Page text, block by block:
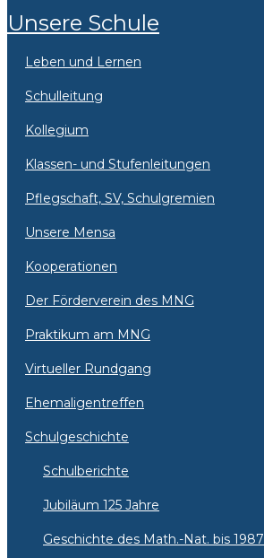
Unsere Schule
Leben und Lernen
Schulleitung
Kollegium
Klassen- und Stufenleitungen
Pflegschaft, SV, Schulgremien
Unsere Mensa
Kooperationen
Der Förderverein des MNG
Praktikum am MNG
Virtueller Rundgang
Ehemaligentreffen
Schulgeschichte
Schulberichte
Jubiläum 125 Jahre
Geschichte des Math.-Nat. bis 1987